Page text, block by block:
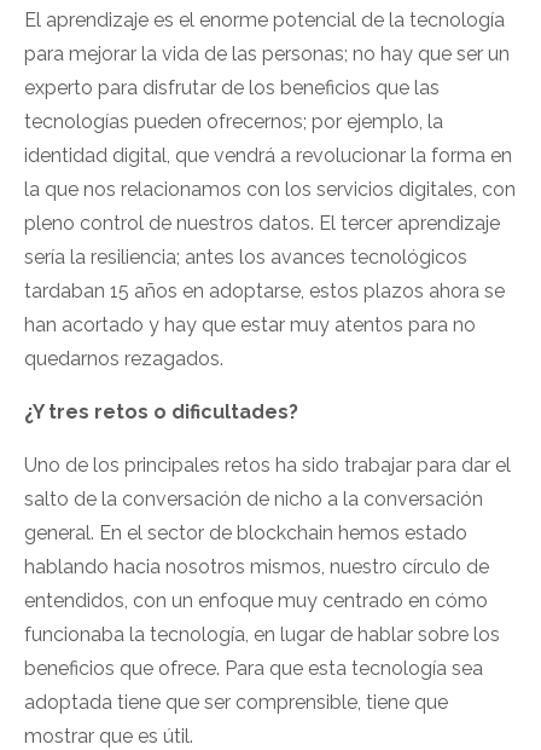
El aprendizaje es el enorme potencial de la tecnología
para mejorar la vida de las personas; no hay que ser un
experto para disfrutar de los beneficios que las
tecnologías pueden ofrecernos; por ejemplo, la
identidad digital, que vendrá a revolucionar la forma en
la que nos relacionamos con los servicios digitales, con
pleno control de nuestros datos. El tercer aprendizaje
sería la resiliencia; antes los avances tecnológicos
tardaban 15 años en adoptarse, estos plazos ahora se
han acortado y hay que estar muy atentos para no
quedarnos rezagados.
¿Y tres retos o dificultades?
Uno de los principales retos ha sido trabajar para dar el
salto de la conversación de nicho a la conversación
general. En el sector de blockchain hemos estado
hablando hacia nosotros mismos, nuestro círculo de
entendidos, con un enfoque muy centrado en cómo
funcionaba la tecnología, en lugar de hablar sobre los
beneficios que ofrece. Para que esta tecnología sea
adoptada tiene que ser comprensible, tiene que
mostrar que es útil.